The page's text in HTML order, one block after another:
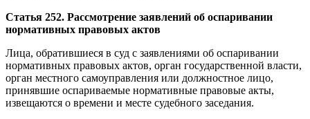
Статья 252. Рассмотрение заявлений об оспаривании
нормативных правовых актов
Лица, обратившиеся в суд с заявлениями об оспаривании
нормативных правовых актов, орган государственной власти,
орган местного самоуправления или должностное лицо,
принявшие оспариваемые нормативные правовые акты,
извещаются о времени и месте судебного заседания.